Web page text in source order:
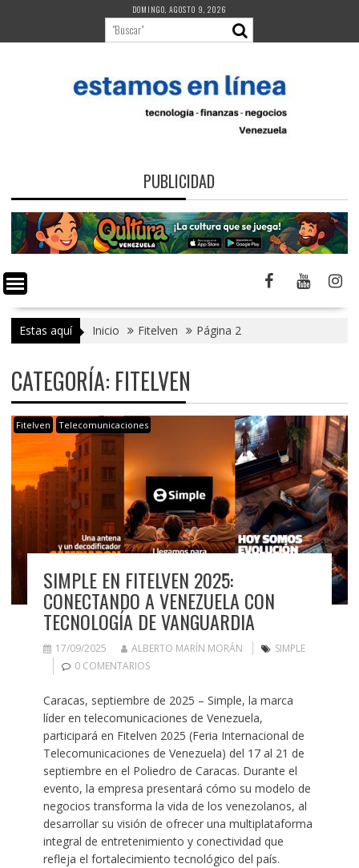
contenido
DOMINGO, AGOSTO 9, 2026
PUBLICIDAD
Estas aquí Inicio Fitelven Página 2
CATEGORÍA: FITELVEN
Fitelven Telecomunicaciones
SIMPLE EN FITELVEN 2025:
CONECTANDO A VENEZUELA CON
TECNOLOGÍA DE VANGUARDIA
17/09/2025 ALBERTO MARÍN MORÁN
SIMPLE
0 COMENTARIOS
Caracas, septiembre de 2025 – Simple, la marca
líder en telecomunicaciones de Venezuela,
participará en Fitelven 2025 (Feria Internacional de
Telecomunicaciones de Venezuela) del 17 al 21 de
septiembre en el Poliedro de Caracas. Durante el
evento, la empresa presentará cómo su modelo de
negocios transforma la vida de los venezolanos, al
desarrollar su visión de ofrecer una multiplataforma
integral de entretenimiento y conectividad que
refleja el fortalecimiento tecnológico del país.